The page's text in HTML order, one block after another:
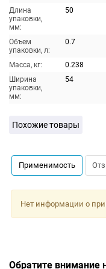
Длина
упаковки,
мм:
50
Объем
упаковки, л:
0.7
Масса, кг:
0.238
Ширина
упаковки,
мм:
54
Похожие товары
Применимость
Нет информации о
Обратите внимание